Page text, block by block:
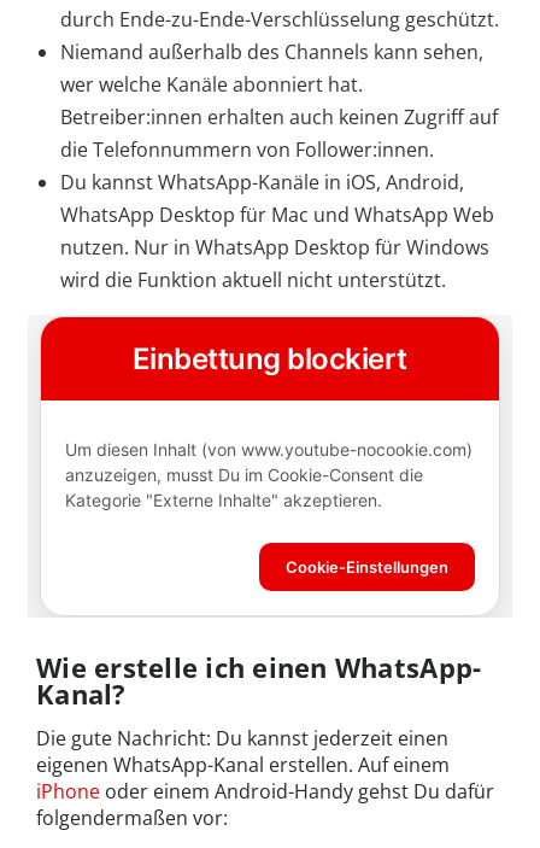
durch Ende-zu-Ende-Verschlüsselung geschützt.
Niemand außerhalb des Channels kann sehen,
wer welche Kanäle abonniert hat.
Betreiber:innen erhalten auch keinen Zugriff auf
die Telefonnummern von Follower:innen.
Du kannst WhatsApp-Kanäle in iOS, Android,
WhatsApp Desktop für Mac und WhatsApp Web
nutzen. Nur in WhatsApp Desktop für Windows
wird die Funktion aktuell nicht unterstützt.
Wie erstelle ich einen WhatsApp-
Kanal?
Die gute Nachricht: Du kannst jederzeit einen
eigenen WhatsApp-Kanal erstellen. Auf einem
iPhone oder einem Android-Handy gehst Du dafür
folgendermaßen vor: